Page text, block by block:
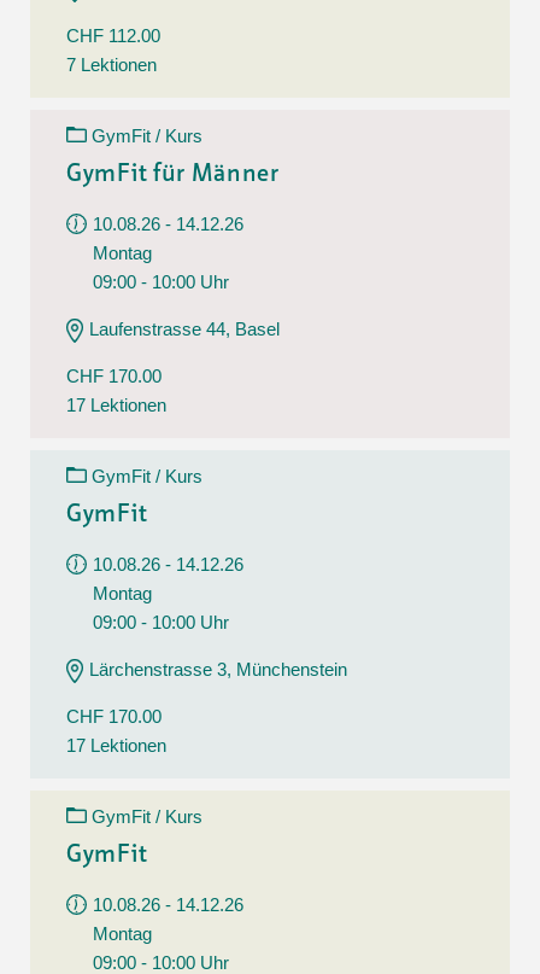
CHF 112.00
7 Lektionen
GymFit / Kurs
GymFit für Männer
10.08.26 - 14.12.26
Montag
09:00 - 10:00 Uhr
Laufenstrasse 44, Basel
CHF 170.00
17 Lektionen
GymFit / Kurs
GymFit
10.08.26 - 14.12.26
Montag
09:00 - 10:00 Uhr
Lärchenstrasse 3, Münchenstein
CHF 170.00
17 Lektionen
GymFit / Kurs
GymFit
10.08.26 - 14.12.26
Montag
09:00 - 10:00 Uhr